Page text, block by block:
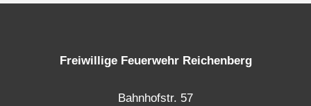
Freiwillige Feuerwehr Reichenberg
Bahnhofstr. 57